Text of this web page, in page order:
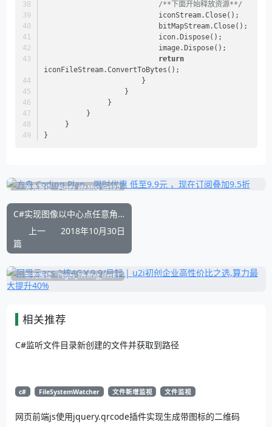
/**下面开始释放资源**/
                           iconStream.Close();
                           bitMapStream.Close();
                           icon.Dispose();
                           image.Dispose();
return
iconFileStream.ConvertToBytes();
                       }
                   }
               }
          }
     }
}
补充展位 Pages_Weblog_Get#0
C#实现图像以中心点任意角度旋转
上一
篇
2018年10月30日
补充展位 Pages_Weblog_Get#1
相关推荐
C#监听文件目录新创建的文件并获取到路径
c# FileSystemWatcher 文件新增监视 文件监视
网页前端js使用jquery.qrcode插件实现生成带图标的二维码